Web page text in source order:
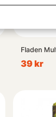
Fladen
39 kr